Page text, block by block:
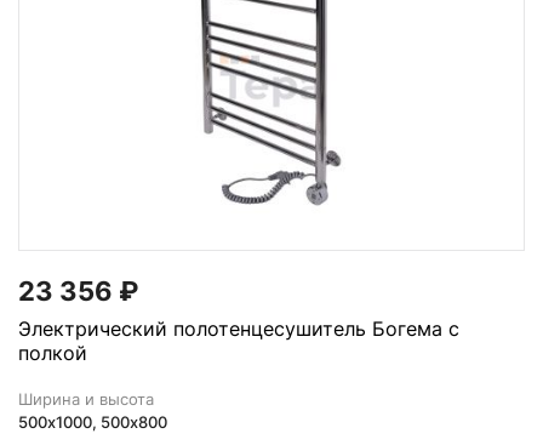
23 356 ₽
Электрический полотенцесушитель Богема с
полкой
Ширина и высота
500х1000, 500x800